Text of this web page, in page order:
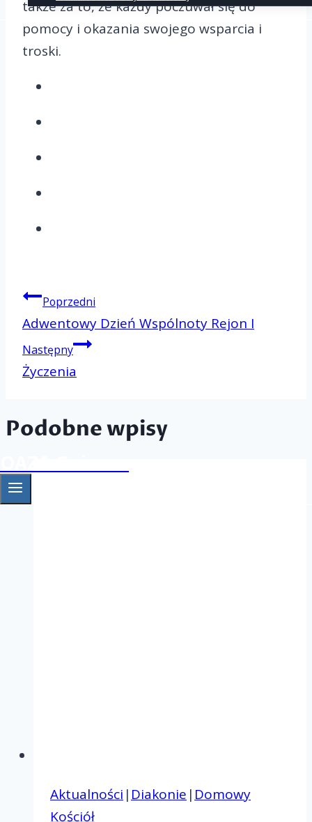
także za to, że każdy poczuwał się do
pomocy i okazania swojego wsparcia i
troski.
wpisu
Poprzedni
Adwentowy Dzień Wspólnoty Rejon I
Następny
Życzenia
Podobne wpisy
Aktualności | Diakonie | Domowy
Kościół